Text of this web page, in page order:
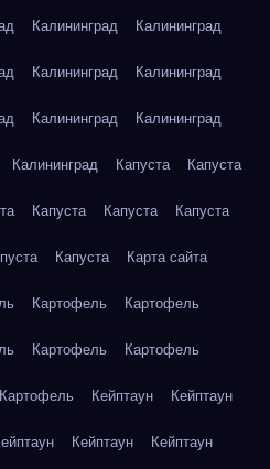
Калининград Калининград
Калининград Калининград
Калининград Калининград
Калининград Капуста Капуста
Капуста Капуста Капуста
Капуста Карта сайта
Картофель Картофель
Картофель Картофель
Картофель Кейптаун Кейптаун
Кейптаун Кейптаун